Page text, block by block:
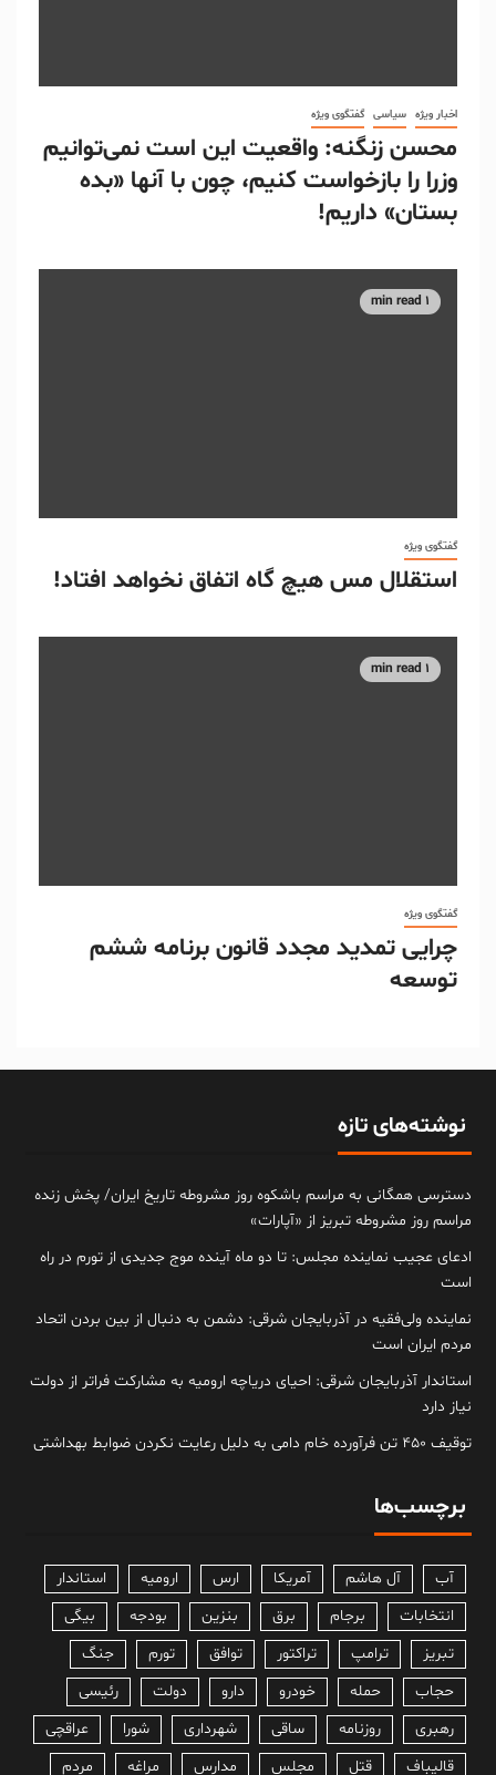
اخبار ویژه سیاسی گفتگوی ویژه
محسن زنگنه: واقعیت این است نمی‌توانیم
وزرا را بازخواست کنیم، چون با آنها «بده
بستان» داریم!
1 min read
گفتگوی ویژه
استقلال مس هیچ گاه اتفاق نخواهد افتاد!
1 min read
گفتگوی ویژه
چرایی تمدید مجدد قانون برنامه ششم
توسعه
نوشته‌های تازه
دسترسی همگانی به مراسم باشکوه روز مشروطه تاریخ ایران/ پخش زنده
مراسم روز مشروطه تبریز از «آپارات»
ادعای عجیب نماینده مجلس: تا دو ماه آینده موج جدیدی از تورم در راه
است
نماینده ولی‌فقیه در آذربایجان شرقی: دشمن به دنبال از بین بردن اتحاد
مردم ایران است
استاندار آذربایجان شرقی: احیای دریاچه ارومیه به مشارکت فراتر از دولت
نیاز دارد
توقیف ۴۵۰ تن فرآورده خام دامی به دلیل رعایت نکردن ضوابط بهداشتی
برچسب‌ها
آب آل هاشم آمریکا ارس ارومیه
استاندار
انتخابات
برجام برق بنزین بودجه
بیگی
تبریز
ترامپ تراکتور توافق تورم
جنگ
حجاب
حمله خودرو دارو دولت
رئیسی
رهبری
روزنامه ساقی شهرداری شورا
عراقچی
قالیباف
قتل مجلس مدارس مراغه
مردم